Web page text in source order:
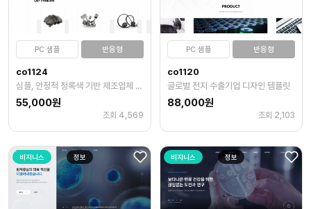
PC 샘플 반응형
co1124
심플, 안정적 청록색 기반 제조업체 홈페이지 템플릿
55,000원
조회 4,569
PC 샘플 반응형
co1120
글로벌 전지 수출기업 디자인 템플릿
88,000원
조회 2,103
정보
비지니스 정보
비지니스